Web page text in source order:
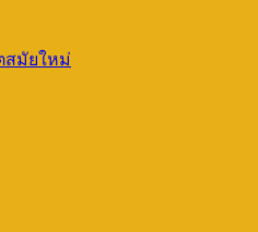
สมัยใหม่